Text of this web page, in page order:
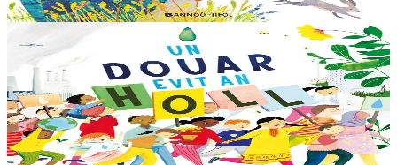
Er stok13,00 €
Bannoù-heol
Un douar evit an holl
Bras-divent eo hor planedenn ha kaer-meurbet ivez, met ezhomm he
deus ouzhin hag ouzhit. Reiñ da gompren gwelloc’h efedoù Mab-
den war hor planedenn a ra al levr kaer-mañ....